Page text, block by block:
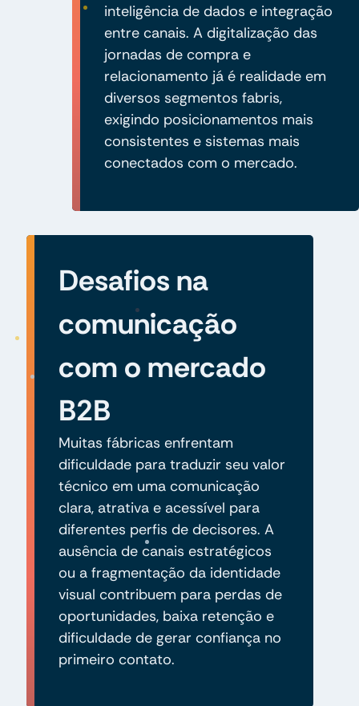
inteligência de dados e integração
entre canais. A digitalização das
jornadas de compra e
relacionamento já é realidade em
diversos segmentos fabris,
exigindo posicionamentos mais
consistentes e sistemas mais
conectados com o mercado.
Desafios na
comunicação
com o mercado
B2B
Muitas fábricas enfrentam
dificuldade para traduzir seu valor
técnico em uma comunicação
clara, atrativa e acessível para
diferentes perfis de decisores. A
ausência de canais estratégicos
ou a fragmentação da identidade
visual contribuem para perdas de
oportunidades, baixa retenção e
dificuldade de gerar confiança no
primeiro contato.